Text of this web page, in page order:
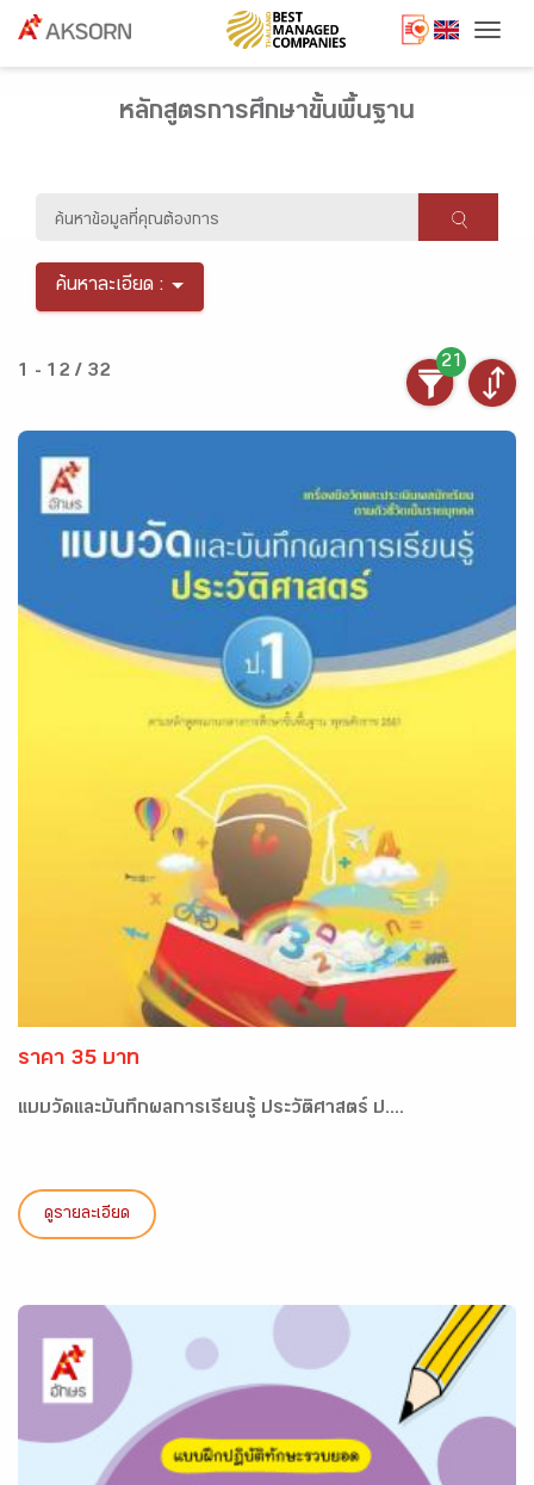
หลักสูตรการศึกษาขั้นพื้นฐาน
ค้นหาละเอียด :
1 - 12 / 32
21
ราคา 35 บาท
แบบวัดและบันทึกผลการเรียนรู้ ประวัติศาสตร์ ป....
ดูรายละเอียด